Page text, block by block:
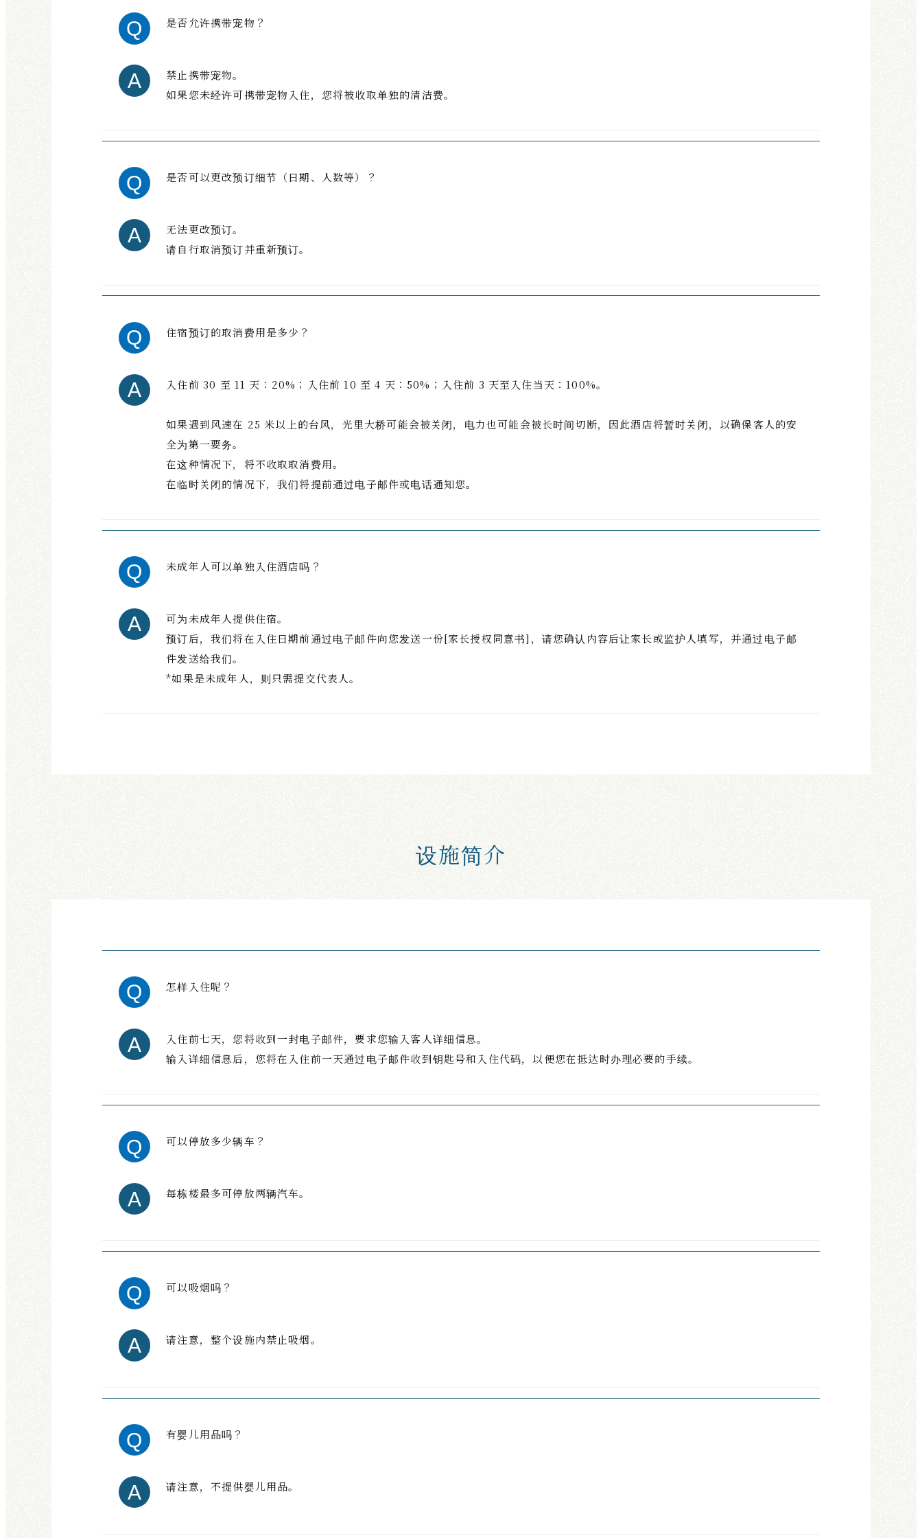
是否允许携带宠物？
禁止携带宠物。
如果您未经许可携带宠物入住，您将被收取单独的清洁费。
是否可以更改预订细节（日期、人数等）？
无法更改预订。
请自行取消预订并重新预订。
住宿预订的取消费用是多少？
入住前 30 至 11 天：20%；入住前 10 至 4 天：50%；入住前 3 天至入住当天：100%。
如果遇到风速在 25 米以上的台风，光里大桥可能会被关闭，电力也可能会被长时间切断，因此酒店将暂时关闭，以确保客人的安
全为第一要务。
在这种情况下，将不收取取消费用。
在临时关闭的情况下，我们将提前通过电子邮件或电话通知您。
未成年人可以单独入住酒店吗？
可为未成年人提供住宿。
预订后，我们将在入住日期前通过电子邮件向您发送一份[家长授权同意书]，请您确认内容后让家长或监护人填写，并通过电子邮
件发送给我们。
*如果是未成年人，则只需提交代表人。
设施简介
怎样入住呢？
入住前七天，您将收到一封电子邮件，要求您输入客人详细信息。
输入详细信息后，您将在入住前一天通过电子邮件收到钥匙号和入住代码，以便您在抵达时办理必要的手续。
可以停放多少辆车？
每栋楼最多可停放两辆汽车。
可以吸烟吗？
请注意，整个设施内禁止吸烟。
有婴儿用品吗？
请注意，不提供婴儿用品。